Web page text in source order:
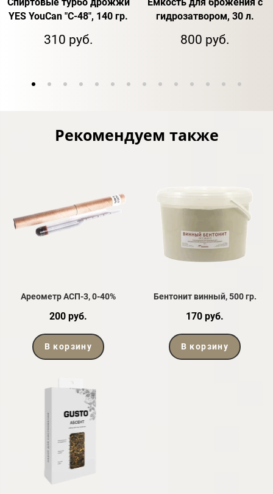
YES YouCan "C-48", 140 гр.
310 руб.
гидрозатвором, 30 л.
800 руб.
Рекомендуем также
Ареометр АСП-3, 0-40%
200 руб.
В корзину
Бентонит винный, 500 гр.
170 руб.
В корзину